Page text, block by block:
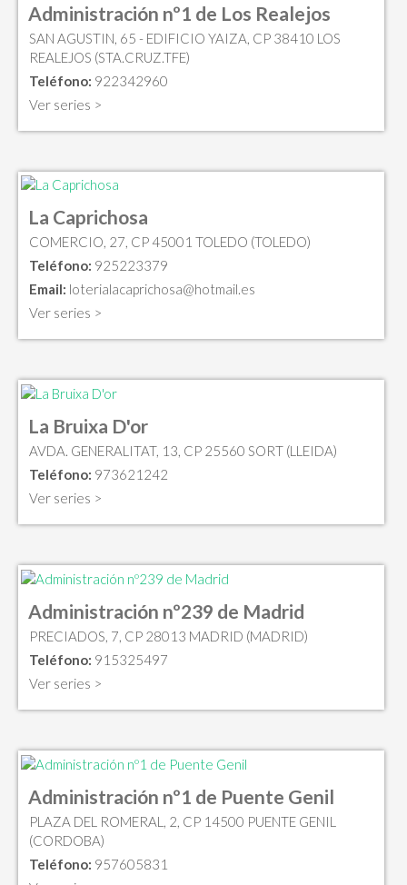
Administración nº1 de Los Realejos
SAN AGUSTIN, 65 - EDIFICIO YAIZA, CP 38410 LOS
REALEJOS (STA.CRUZ.TFE)
Teléfono: 922342960
Ver series >
La Caprichosa
COMERCIO, 27, CP 45001 TOLEDO (TOLEDO)
Teléfono: 925223379
Email: loterialacaprichosa@hotmail.es
Ver series >
La Bruixa D'or
AVDA. GENERALITAT, 13, CP 25560 SORT (LLEIDA)
Teléfono: 973621242
Ver series >
Administración nº239 de Madrid
PRECIADOS, 7, CP 28013 MADRID (MADRID)
Teléfono: 915325497
Ver series >
Administración nº1 de Puente Genil
PLAZA DEL ROMERAL, 2, CP 14500 PUENTE GENIL
(CORDOBA)
Teléfono: 957605831